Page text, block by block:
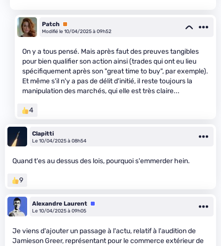
Patch Premium
Modifié le 10/04/2025 à 09h52
On y a tous pensé. Mais après faut des preuves tangibles
pour bien qualifier son action ainsi (trades qui ont eu lieu
spécifiquement après son "great time to buy", par exemple).
Et même s'il n'y a pas de délit d'initié, il reste toujours la
manipulation des marchés, qui elle est très claire...
4
Clapitti
Le 10/04/2025 à 08h54
Quand t'es au dessus des lois, pourquoi s'emmerder hein.
9
Alexandre Laurent Équipe
Le 10/04/2025 à 09h05
Je viens d'ajouter un passage à l'actu, relatif à l'audition de
Jamieson Greer, représentant pour le commerce extérieur de